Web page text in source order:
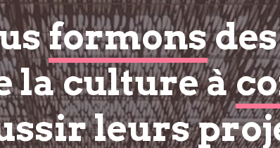
formonsdes
la culture à
leurs